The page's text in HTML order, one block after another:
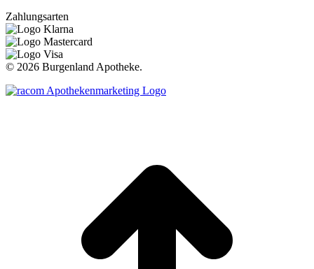
Zahlungsarten
© 2026 Burgenland Apotheke.